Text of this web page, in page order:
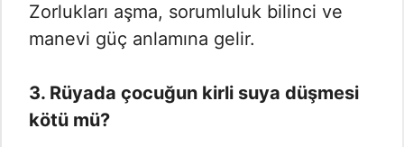
Zorlukları aşma, sorumluluk bilinci ve
manevi güç anlamına gelir.
3. Rüyada çocuğun kirli suya düşmesi
kötü mü?